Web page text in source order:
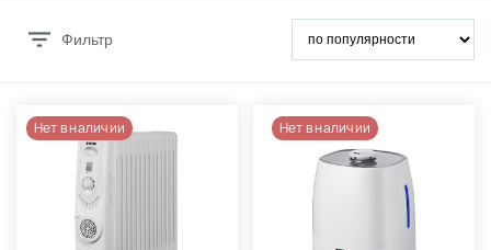
Фильтр
Нет в наличии Нет в наличии